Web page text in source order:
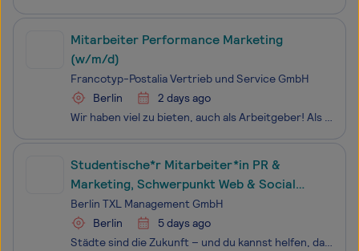
Mitarbeiter Performance Marketing
(w/m/d)
Francotyp-Postalia Vertrieb und Service GmbH
Berlin
2 days ago
Wir haben viel zu bieten, auch als Arbeitgeber! Als mittelständischer Konzern mit rund 750 Mitarbeitenden und Hauptsitz in Berlin (Deutschland) bieten wir Dir spannende Aufgaben in allen Bereichen entlang der Wertschöpfungskette. In den zwei Geschäftsbereichen Mailing & Shipping Solutions und
Studentische*r Mitarbeiter*in PR &
Marketing, Schwerpunkt Web & Social
Media (w/m/d)
Berlin TXL Management GmbH
Berlin
5 days ago
Städte sind die Zukunft – und du kannst helfen, dass sie nachhaltig und lebenswert sind! Auf dem Gelände des ehemaligen Flughafens Tegel entwickeln wir im Auftrag des Landes Berlin einen einzigartigen Innovationsort, an dem urbane Technologien erforscht, entwickelt, produziert und erlebbar werden. S